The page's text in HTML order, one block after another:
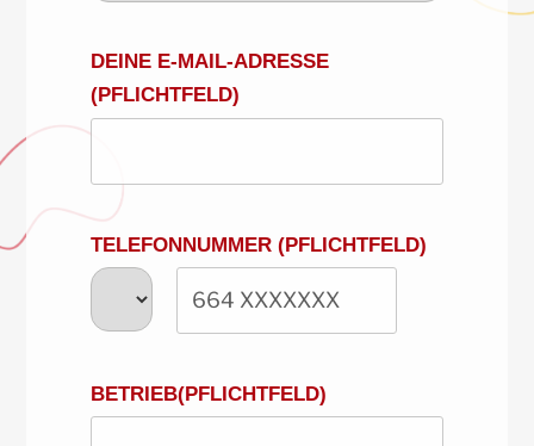
DEINE E-MAIL-ADRESSE
(PFLICHTFELD)
TELEFONNUMMER (PFLICHTFELD)
BETRIEB(PFLICHTFELD)